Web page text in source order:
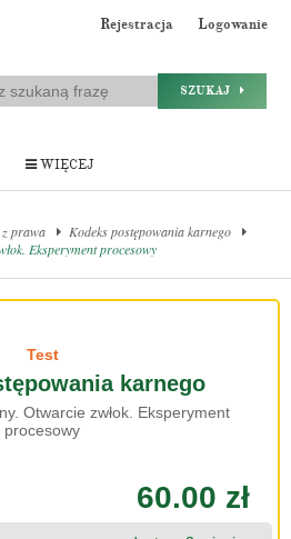
Rejestracja Logowanie
SZUKAJ
WIĘCEJ
z prawa
Kodeks postępowania karnego
Eksperyment procesowy
Test
karnego
Otwarcie zwłok. Eksperyment
procesowy
60.00 zł